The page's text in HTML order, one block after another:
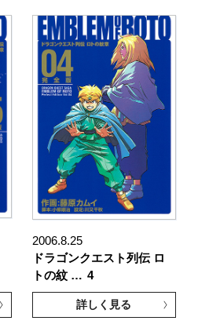
2006.8.25
ドラゴンクエスト列伝 ロ
トの紋 … 4
詳しく見る